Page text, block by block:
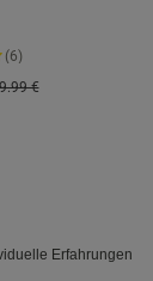
(6)
€
Erfahrungen